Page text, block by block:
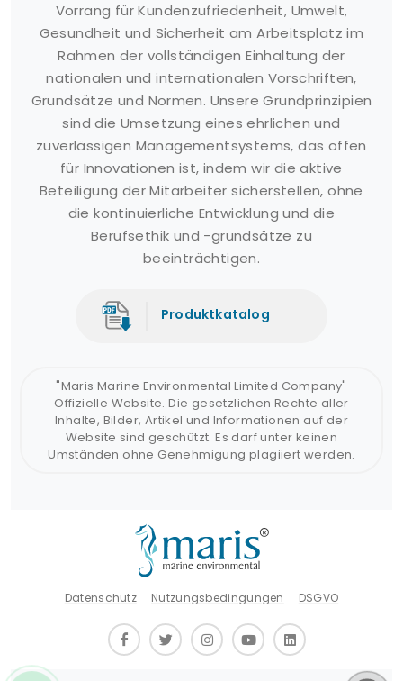
Vorrang für Kundenzufriedenheit, Umwelt,
Gesundheit und Sicherheit am Arbeitsplatz im
Rahmen der vollständigen Einhaltung der
nationalen und internationalen Vorschriften,
Grundsätze und Normen. Unsere Grundprinzipien
sind die Umsetzung eines ehrlichen und
zuverlässigen Managementsystems, das offen
für Innovationen ist, indem wir die aktive
Beteiligung der Mitarbeiter sicherstellen, ohne
die kontinuierliche Entwicklung und die
Berufsethik und -grundsätze zu
beeinträchtigen.
Produktkatalog
"Maris Marine Environmental Limited Company"
Offizielle Website. Die gesetzlichen Rechte aller
Inhalte, Bilder, Artikel und Informationen auf der
Website sind geschützt. Es darf unter keinen
Umständen ohne Genehmigung plagiiert werden.
Datenschutz Nutzungsbedingungen DSGVO